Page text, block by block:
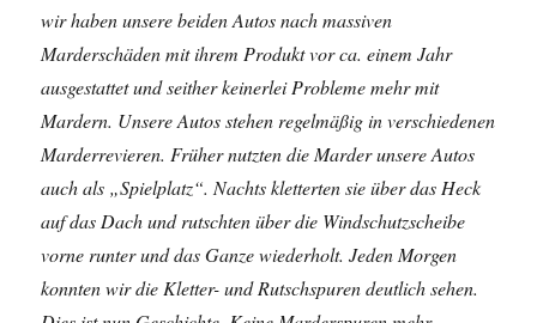
wir haben unsere beiden Autos nach massiven
Marderschäden mit ihrem Produkt vor ca. einem Jahr
ausgestattet und seither keinerlei Probleme mehr mit
Mardern. Unsere Autos stehen regelmäßig in verschiedenen
Marderrevieren. Früher nutzten die Marder unsere Autos
auch als „Spielplatz“. Nachts kletterten sie über das Heck
auf das Dach und rutschten über die Windschutzscheibe
vorne runter und das Ganze wiederholt. Jeden Morgen
konnten wir die Kletter- und Rutschspuren deutlich sehen.